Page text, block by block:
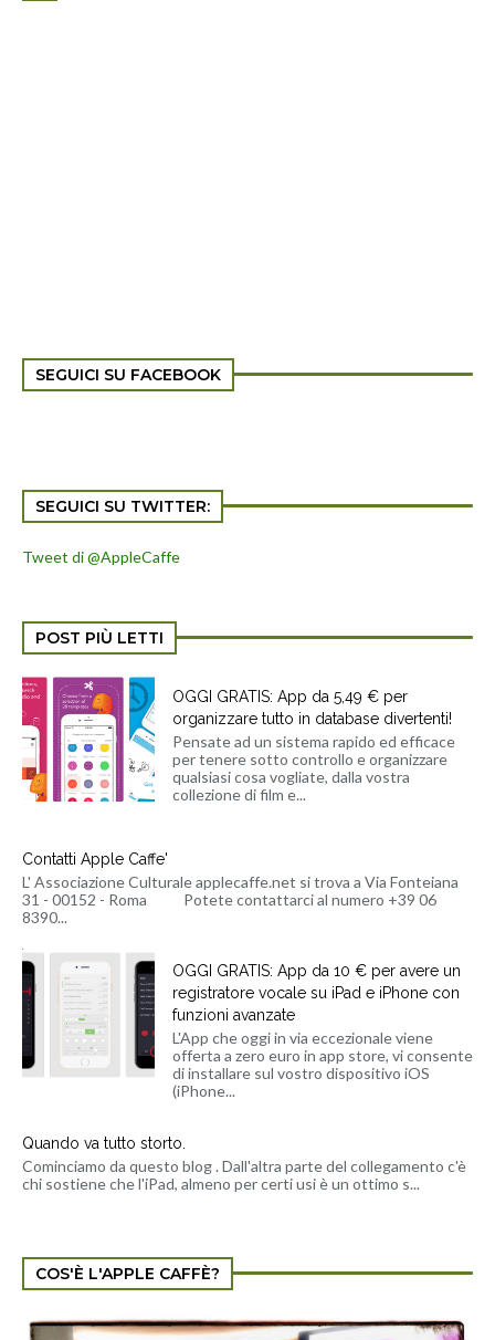
SEGUICI SU FACEBOOK
SEGUICI SU TWITTER:
Tweet di @AppleCaffe
POST PIÙ LETTI
OGGI GRATIS: App da 5,49 € per
organizzare tutto in database divertenti!
Pensate ad un sistema rapido ed efficace
per tenere sotto controllo e organizzare
qualsiasi cosa vogliate, dalla vostra
collezione di film e...
Contatti Apple Caffe'
L' Associazione Culturale applecaffe.net si trova a Via Fonteiana
31 - 00152 - Roma Potete contattarci al numero +39 06
8390...
OGGI GRATIS: App da 10 € per avere un
registratore vocale su iPad e iPhone con
funzioni avanzate
L'App che oggi in via eccezionale viene
offerta a zero euro in app store, vi consente
di installare sul vostro dispositivo iOS
(iPhone...
Quando va tutto storto.
Cominciamo da questo blog . Dall'altra parte del collegamento c'è
chi sostiene che l'iPad, almeno per certi usi è un ottimo s...
COS'È L'APPLE CAFFÈ?